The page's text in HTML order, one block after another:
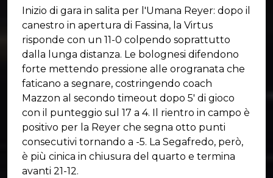
Inizio di gara in salita per l'Umana Reyer: dopo il
canestro in apertura di Fassina, la Virtus
risponde con un 11-0 colpendo soprattutto
dalla lunga distanza. Le bolognesi difendono
forte mettendo pressione alle orogranata che
faticano a segnare, costringendo coach
Mazzon al secondo timeout dopo 5' di gioco
con il punteggio sul 17 a 4. Il rientro in campo è
positivo per la Reyer che segna otto punti
consecutivi tornando a -5. La Segafredo, però,
è più cinica in chiusura del quarto e termina
avanti 21-12.